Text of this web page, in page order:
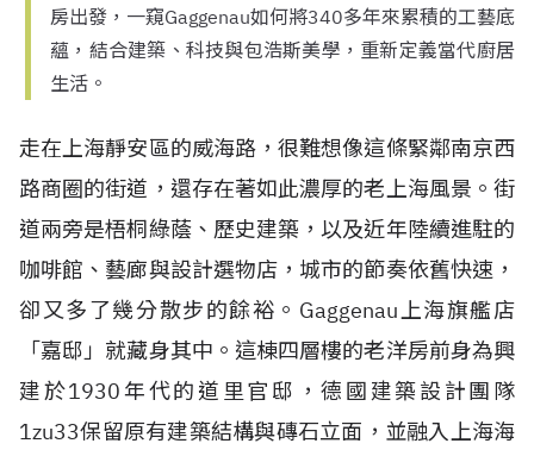
房出發，一窺Gaggenau如何將340多年來累積的工藝底
蘊，結合建築、科技與包浩斯美學，重新定義當代廚居
生活。
走在上海靜安區的威海路，很難想像這條緊鄰南京西
路商圈的街道，還存在著如此濃厚的老上海風景。街
道兩旁是梧桐綠蔭、歷史建築，以及近年陸續進駐的
咖啡館、藝廊與設計選物店，城市的節奏依舊快速，
卻又多了幾分散步的餘裕。Gaggenau上海旗艦店
「嘉邸」就藏身其中。這棟四層樓的老洋房前身為興
建於1930年代的道里官邸，德國建築設計團隊
1zu33保留原有建築結構與磚石立面，並融入上海海